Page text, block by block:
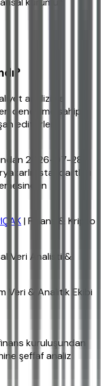
analizi ve
deneyime sahip,
editörler
2026-07-28
standartları
| Finans & Kripto
Veri Analisti &
Veri & Analitik Ekibi
kuruluşundan
şeffaf analiz